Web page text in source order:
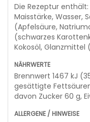
Die Rezeptur
Maisstärke, Wasser,
(Apfelsäure,
(schwarzes
Kokosöl,
Brennwert 1467 kJ
gesättigte
davon Zucker 60 g,